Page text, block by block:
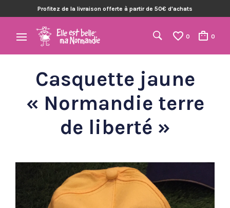
Profitez de la livraison offerte à partir de 50€ d'achats
0 0
Casquette jaune
« Normandie terre
de liberté »